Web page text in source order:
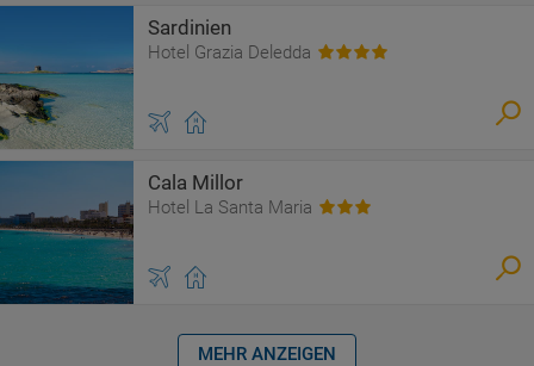
Sardinien
Hotel Grazia Deledda
Cala Millor
Hotel La Santa Maria
MEHR ANZEIGEN